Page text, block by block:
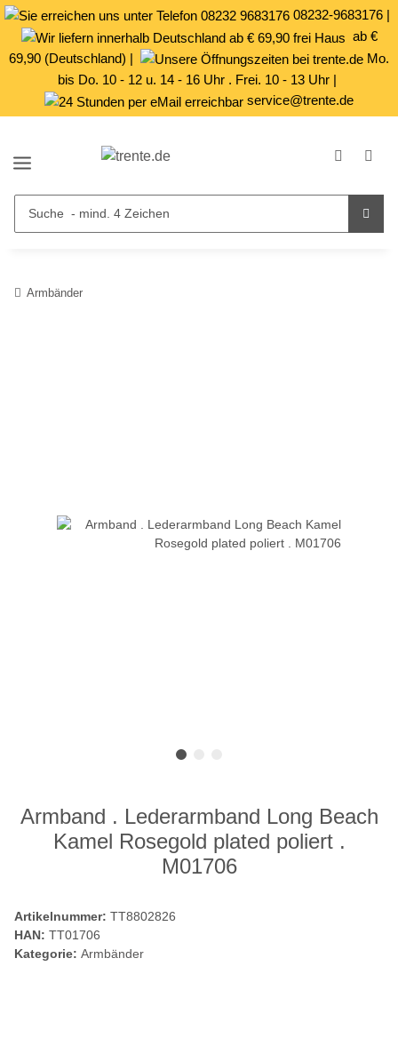
08232-9683176 |
ab €
69,90 (Deutschland) |
Mo.
bis Do. 10 - 12 u. 14 - 16 Uhr . Frei. 10 - 13 Uhr |
service@trente.de
Armbänder
Armband . Lederarmband Long Beach
Kamel Rosegold plated poliert .
M01706
Artikelnummer: TT8802826
HAN: TT01706
Kategorie: Armbänder